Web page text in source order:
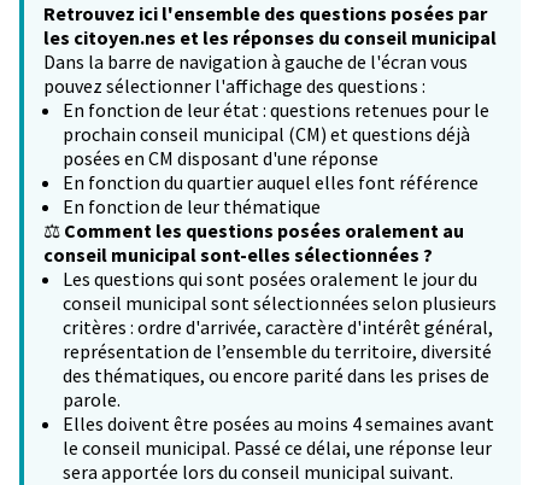
Retrouvez ici l'ensemble des questions posées par
les citoyen.nes et les réponses du conseil municipal
Dans la barre de navigation à gauche de l'écran vous
pouvez sélectionner l'affichage des questions :
En fonction de leur état : questions retenues pour le
prochain conseil municipal (CM) et questions déjà
posées en CM disposant d'une réponse
En fonction du quartier auquel elles font référence
En fonction de leur thématique
⚖️ Comment les questions posées oralement au
conseil municipal sont-elles sélectionnées ?
Les questions qui sont posées oralement le jour du
conseil municipal sont sélectionnées selon plusieurs
critères : ordre d'arrivée, caractère d'intérêt général,
représentation de l’ensemble du territoire, diversité
des thématiques, ou encore parité dans les prises de
parole.
Elles doivent être posées au moins 4 semaines avant
le conseil municipal. Passé ce délai, une réponse leur
sera apportée lors du conseil municipal suivant.